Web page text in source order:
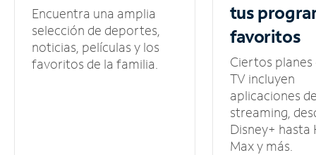
Encuentra una amplia
selección de deportes,
noticias, películas y los
favoritos de la familia.
tus
favoritos
Ciertos planes
TV incluyen
aplicaciones
streaming,
Disney+ hasta
Max y más.